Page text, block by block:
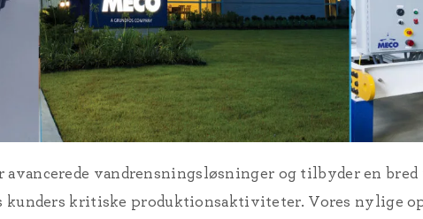
avancerede vandrensningsløsninger og tilbyder en
kunders kritiske produktionsaktiviteter. Vores nylige